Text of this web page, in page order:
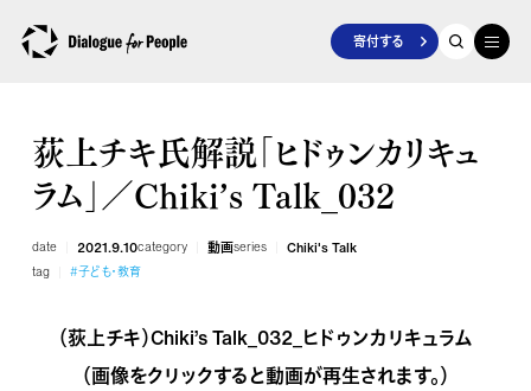
寄付する
荻上チキ氏解説「ヒドゥンカリキュ
ラム」／Chiki’s Talk_032
date 2021.9.10category 動画series Chiki's Talk
tag #子ども・教育
（荻上チキ）Chiki’s Talk_032_ヒドゥンカリキュラム
（画像をクリックすると動画が再生されます。）